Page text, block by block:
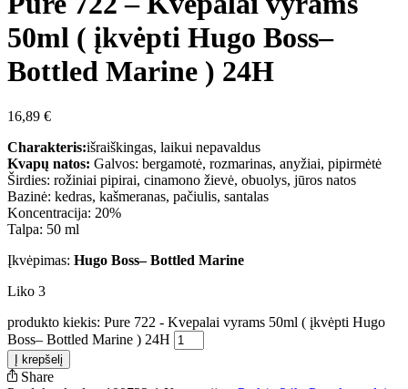
50ml ( įkvėpti Hugo Boss–
Bottled Marine ) 24H
16,89 €
Charakteris:išraiškingas, laikui nepavaldus
Kvapų natos: Galvos: bergamotė, rozmarinas, anyžiai, pipirmėtė
Širdies: rožiniai pipirai, cinamono žievė, obuolys, jūros natos
Bazinė: kedras, kašmeranas, pačiulis, santalas
Koncentracija: 20%
Talpa: 50 ml
Įkvėpimas: Hugo Boss– Bottled Marine
Liko 3
produkto kiekis: Pure 722 - Kvepalai vyrams 50ml ( įkvėpti Hugo
Boss– Bottled Marine ) 24H
Į krepšelį
Share